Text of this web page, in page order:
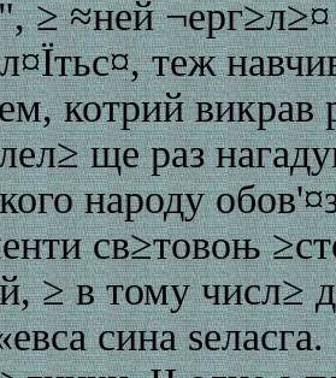
≥ ≈ней ¬ерг≥л≥¤
теж
котрий викрав
ще раз
народу
св≥товоњ
≥ в тому числ≥
сина